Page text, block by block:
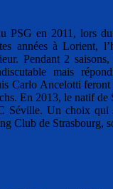
PSG en 2011, lors
années à Lorient,
Pendant 2
mais
Carlo Ancelotti
En 2013, le natif de
Séville. Un choix qui
Club de Strasbourg,